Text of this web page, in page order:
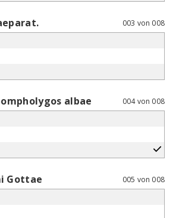
003 von 008
albae 004 von 008
Gottae 005 von 008